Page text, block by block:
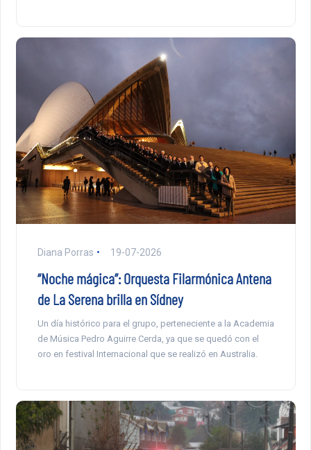
Diana Porras 19-07-2026
“Noche mágica”: Orquesta Filarmónica Antena
de La Serena brilla en Sídney
Un día histórico para el grupo, perteneciente a la Academia
de Música Pedro Aguirre Cerda, ya que se quedó con el
oro en festival Internacional que se realizó en Australia.